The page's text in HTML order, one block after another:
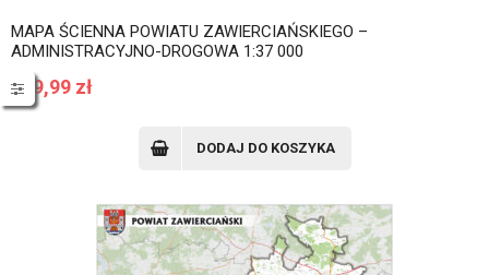
MAPA ŚCIENNA POWIATU ZAWIERCIAŃSKIEGO –
ADMINISTRACYJNO-DROGOWA 1:37 000
249,99 zł
DODAJ DO KOSZYKA